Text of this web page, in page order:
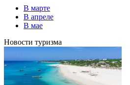
В марте
В апреле
В мае
Новости туризма